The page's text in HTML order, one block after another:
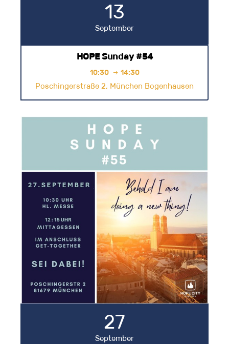
13
September
HOPE Sunday #54
10:30  14:30
Poschingerstraße 2, München Bogenhausen
27
September